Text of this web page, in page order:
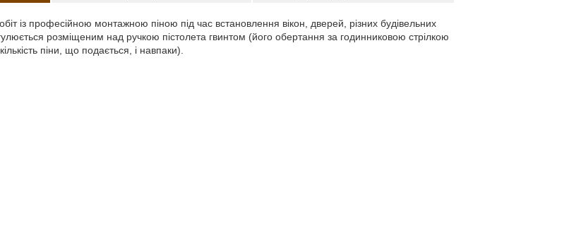
із професійною монтажною піною під час встановлення вікон, дверей, різних будівельних
розміщеним над ручкою пістолета гвинтом (його обертання за годинниковою стрілкою
піни, що подається, і навпаки).